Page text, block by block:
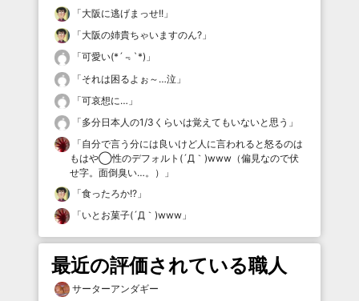
「大阪に逃げまっせ!! 」
「大阪の姉貴ちゃいますのん? 」
「可愛い(*´﹃`*) 」
「それは困るよぉ～…泣 」
「可哀想に… 」
「多分日本人の1/3くらいは覚えてもいないと思う 」
「自分で言う分には良いけど人に言われると怒るのは
もはや◯性のデフォルト(´Д｀)www（偏見なので伏
せ字。面倒臭い…。）
」
「食ったろか!? 」
「いとお菓子(´Д｀)www 」
最近の評価されている職人
サーターアンダギー